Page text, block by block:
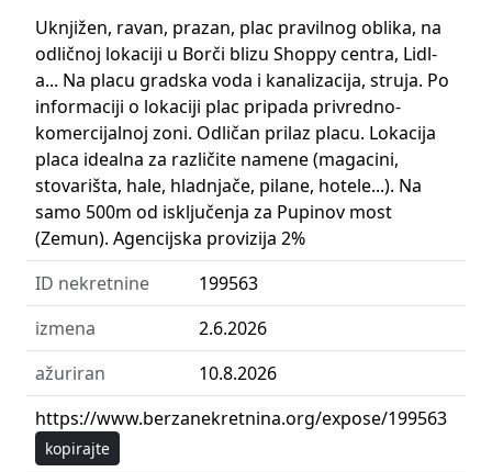
Uknjižen, ravan, prazan, plac pravilnog oblika, na
odličnoj lokaciji u Borči blizu Shoppy centra, Lidl-
a... Na placu gradska voda i kanalizacija, struja. Po
informaciji o lokaciji plac pripada privredno-
komercijalnoj zoni. Odličan prilaz placu. Lokacija
placa idealna za različite namene (magacini,
stovarišta, hale, hladnjače, pilane, hotele...). Na
samo 500m od isključenja za Pupinov most
(Zemun). Agencijska provizija 2%
ID nekretnine
199563
izmena
2.6.2026
ažuriran
10.8.2026
https://www.berzanekretnina.org/expose/199563
kopirajte